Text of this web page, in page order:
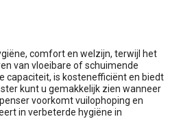
comfort en welzijn, terwijl het
van vloeibare of schuimende
capaciteit, is kostenefficiënt en biedt
kunt u gemakkelijk zien wanneer
voorkomt vuilophoping en
in verbeterde hygiëne in